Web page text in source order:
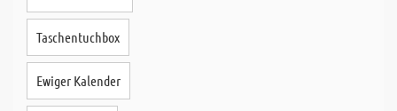
Taschentuchbox
Ewiger Kalender